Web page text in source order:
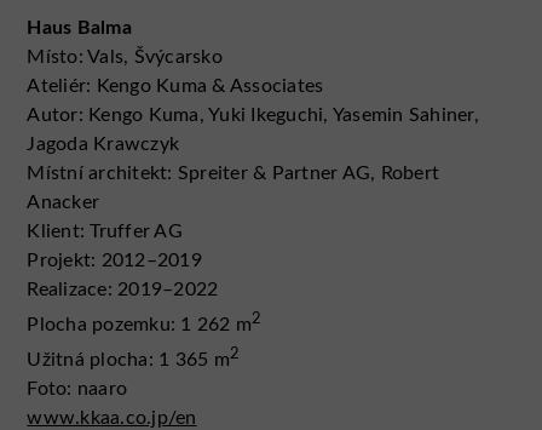
Haus Balma
Místo: Vals, Švýcarsko
Ateliér: Kengo Kuma & Associates
Autor: Kengo Kuma, Yuki Ikeguchi, Yasemin Sahiner,
Jagoda Krawczyk
Místní architekt: Spreiter & Partner AG, Robert
Anacker
Klient: Truffer AG
Projekt: 2012–2019
Realizace: 2019–2022
Plocha pozemku: 1 262 m2
Užitná plocha: 1 365 m2
Foto: naaro
www.kkaa.co.jp/en